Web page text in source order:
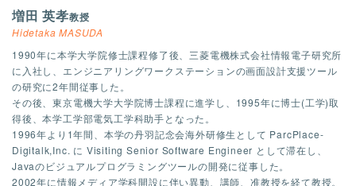
増田 英孝教授
Hidetaka MASUDA
1990年に本学大学院修士課程修了後、三菱電機株式会社情報電子研究所
に入社し、エンジニアリングワークステーションの画面設計支援ツール
の研究に2年間従事した。
その後、東京電機大学大学院博士課程に進学し、1995年に博士(工学)取
得後、本学工学部電気工学科助手となった。
1996年より1年間、本学の丹羽記念会海外研修生として ParcPlace-
Digitalk,Inc. に Visiting Senior Software Engineer として滞在し、
Javaのビジュアルプログラミングツールの開発に従事した。
2002年に情報メディア学科開設に伴い異動、講師、准教授を経て教授。